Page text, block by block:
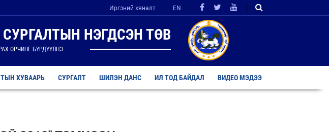
Иргэний хяналт EN
НЭГДСЭН ТӨВ
ОРЧИНГ БҮРДҮҮЛНЭ
ХУВААРЬ СУРГАЛТ ШИЛЭН ДАНС ИЛ ТОД БАЙДАЛ ВИДЕО МЭДЭЭ